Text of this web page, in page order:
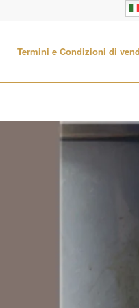
Termini e Condizioni di